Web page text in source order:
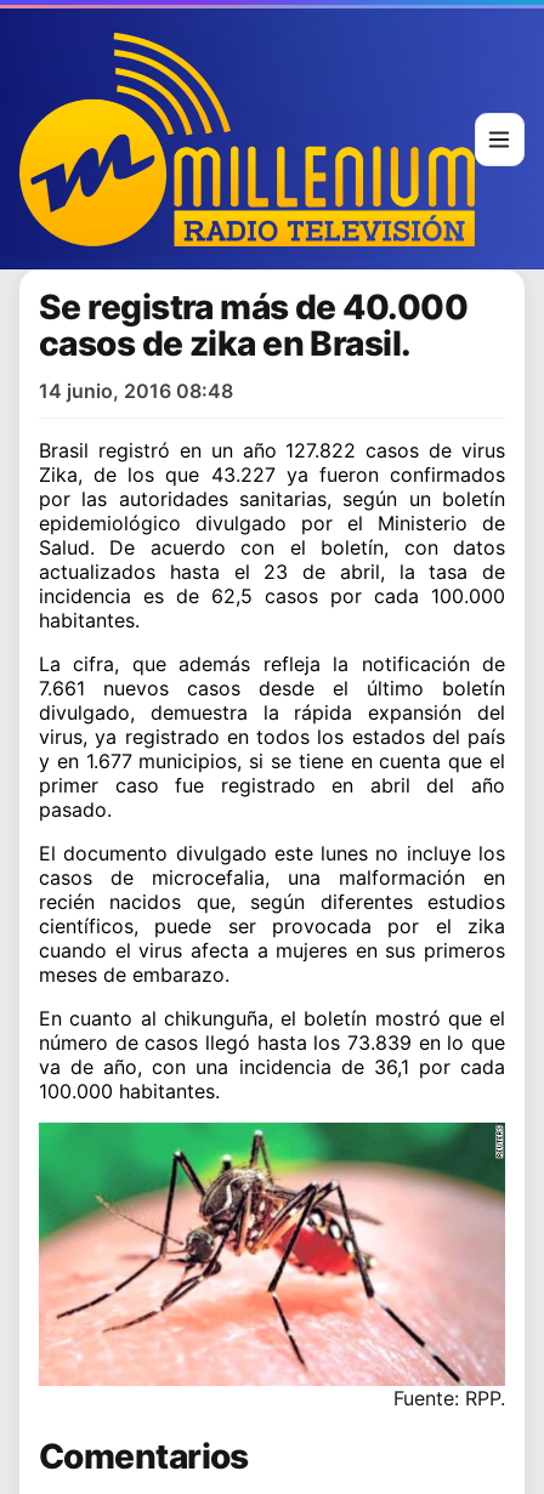
Se registra más de 40.000
casos de zika en Brasil.
14 junio, 2016 08:48
Brasil registró en un año 127.822 casos de virus
Zika, de los que 43.227 ya fueron confirmados
por las autoridades sanitarias, según un boletín
epidemiológico divulgado por el Ministerio de
Salud. De acuerdo con el boletín, con datos
actualizados hasta el 23 de abril, la tasa de
incidencia es de 62,5 casos por cada 100.000
habitantes.
La cifra, que además refleja la notificación de
7.661 nuevos casos desde el último boletín
divulgado, demuestra la rápida expansión del
virus, ya registrado en todos los estados del país
y en 1.677 municipios, si se tiene en cuenta que el
primer caso fue registrado en abril del año
pasado.
El documento divulgado este lunes no incluye los
casos de microcefalia, una malformación en
recién nacidos que, según diferentes estudios
científicos, puede ser provocada por el zika
cuando el virus afecta a mujeres en sus primeros
meses de embarazo.
En cuanto al chikunguña, el boletín mostró que el
número de casos llegó hasta los 73.839 en lo que
va de año, con una incidencia de 36,1 por cada
100.000 habitantes.
Fuente: RPP.
Comentarios